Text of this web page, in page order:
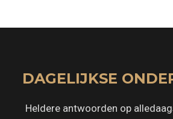
DAGELIJKSE
Heldere antwoorden op